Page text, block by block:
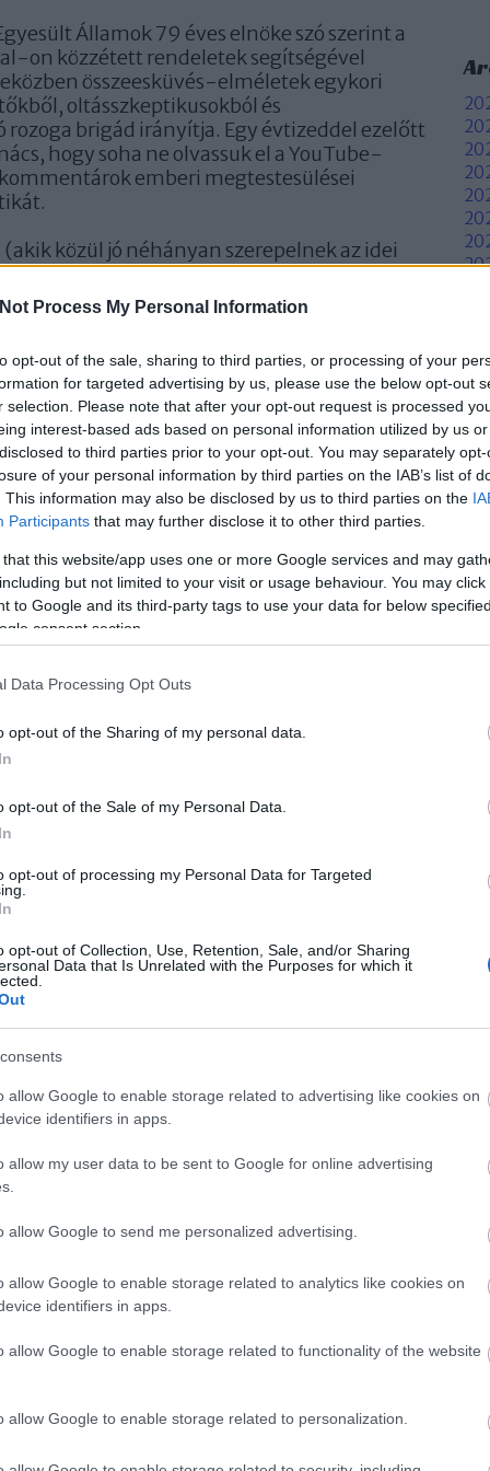
Process My Personal Information
opt-out of the sale, sharing to third parties, or processing of your
for targeted advertising by us, please use the below opt-out
selection. Please note that after your opt-out request is processed
interest-based ads based on personal information utilized by us
to third parties prior to your opt-out. You may separately
of your personal information by third parties on the IAB’s list of
This information may also be disclosed by us to third parties on the
Participants that may further disclose it to other third parties.
that this website/app uses one or more Google services and may
but not limited to your visit or usage behaviour. You may
to Google and its third-party tags to use your data for below
consent section.
Data Processing Opt Outs
opt-out of the Sharing of my personal data.
opt-out of the Sale of my Personal Data.
opt-out of processing my Personal Data for Targeted
opt-out of Collection, Use, Retention, Sale, and/or Sharing
Data that Is Unrelated with the Purposes for which it
allow Google to enable storage related to advertising like cookies on
identifiers in apps.
allow my user data to be sent to Google for online advertising
allow Google to send me personalized advertising.
allow Google to enable storage related to analytics like cookies on
identifiers in apps.
allow Google to enable storage related to functionality of the website
allow Google to enable storage related to personalization.
Államok 79 éves elnöke szó szerint a
on közzétett rendeletek segítségével
összeesküvés-elméletek egykori
oltásszkeptikusokból és
brigád irányítja. Egy évtizeddel ezelőtt
hogy soha ne olvassuk el a YouTube-
emberi megtestesülései
közül jó néhányan szerepelnek az idei
találunk néhányat: Kína államilag
alvilág káoszcsapatát, a mindenfelé
Elon Muskot.
szerepük van abban, hogy az
olyannak érezzük, mintha maga az élet is
lenne – és akik digitális
okoznak. Íme a 2025-ös lista.
végleges szintjét. A normák, az illem és a
Trump második kormányzását
törekszik arra, amitől Stephen Miller és
naggyá válik. De Trump mégis leginkább az
sértegetések, összeesküvés-elméletek
magából a Truth Socialon.
eleji éjszaka során az Egyesült Államok
este 7 és éjfél között a Fehér Házból.
intézett felhívások, hogy
a hondurasi elnökválasztással kapcsolatos
hogy egy videó, amely arra
hogy kötelességük nem engedelmeskedni a
viselkedés, amelyet HALÁLLAL
az hír – ami azt jelenti, hogy az USA-ban
a Trump által teremtett online
az elmúlt évtized nagy részében is ilyen
média-páncélján már kezdenek
visszavágtak a filmrendező Rob
megjegyzései miatt. Mégis, Trump
egyre nagyobb hatalommal rendelkezik
üzenettel átalakítsa és tönkretegye az
és külföldön. Ha van egy elv, amit
nélküli támadása a nem az Egyesült
tűnő) emberek ellen meghatározta a
álarcos, rohamfelszerelésbe
faji alapon profilozták a járókelőket, és
Vámhivatal és a Vám- és Határvédelem
átalakulásnak a középpontjában
és Kristi Noem, a Belbiztonsági